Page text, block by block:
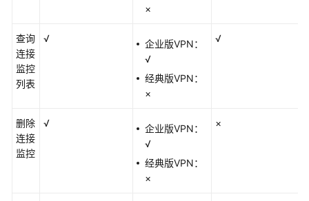
级
协
议
（SLA）
白
皮
书
资
×
查询
连接
监控
列表
√
企业版VPN：
√
经典版VPN：
×
√
删除
连接
监控
√
企业版VPN：
√
经典版VPN：
×
×